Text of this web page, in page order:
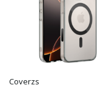
Coverzs